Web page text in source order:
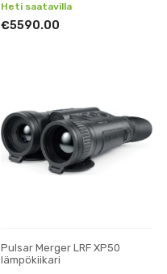
Heti saatavilla
€5590.00
Pulsar Merger LRF XP50
lämpökiikari